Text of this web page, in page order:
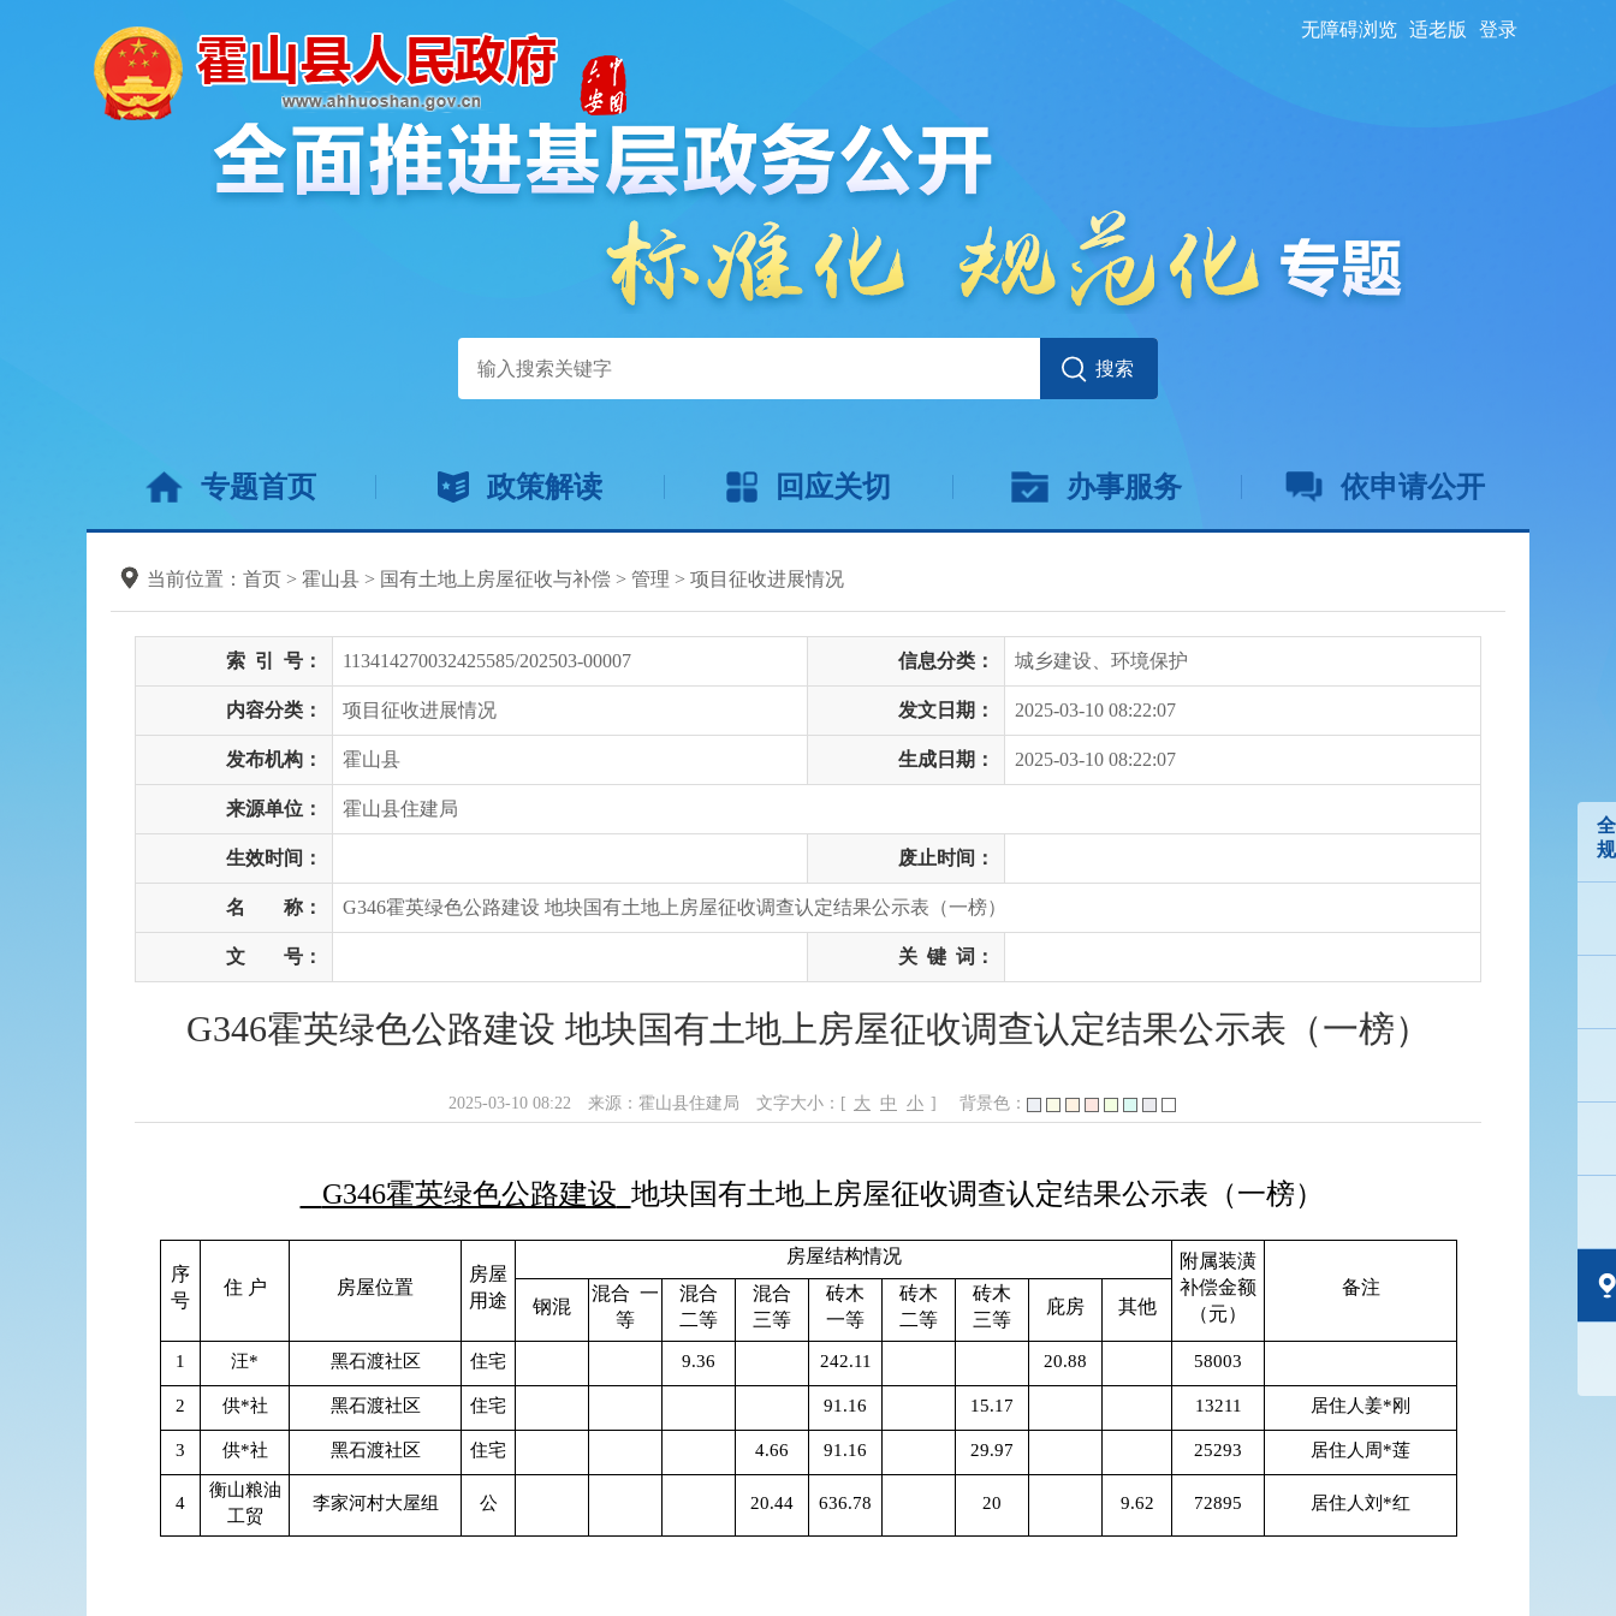
无障碍浏览 适老版 登录
专题首页 政策解读 回应关切 办事服务 依申请公开
当前位置： 首页 > 霍山县 > 国有土地上房屋征收与补偿 > 管理 > 项目征收进展情况
索 引 号： 113414270032425585/202503-00007 信息分类： 城乡建设、环境保护
内容分类： 项目征收进展情况 发文日期： 2025-03-10 08:22:07
发布机构： 霍山县 生成日期： 2025-03-10 08:22:07
来源单位： 霍山县住建局
生效时间： 废止时间：
名 称： G346霍英绿色公路建设 地块国有土地上房屋征收调查认定结果公示表（一榜）
文 号： 关 键 词：
G346霍英绿色公路建设 地块国有土地上房屋征收调查认定结果公示表（一榜）
2025-03-10 08:22 来源：霍山县住建局 文字大小：[ 大 中 小 ] 背景色：
G346霍英绿色公路建设 地块国有土地上房屋征收调查认定结果公示表（一榜）
序
号
住 户 房屋位置
房屋
用途
房屋结构情况
附属装潢
补偿金额
（元）
备注
钢混
混合 一
等
混合
二等
混合
三等
砖木
一等
砖木
二等
砖木
三等
庇房 其他
1 汪* 黑石渡社区 住宅 9.36 242.11 20.88 58003
2 供*社 黑石渡社区 住宅 91.16 15.17 13211 居住人姜*刚
3 供*社 黑石渡社区 住宅 4.66 91.16 29.97 25293 居住人周*莲
4
衡山粮油
工贸
李家河村大屋组 公 20.44 636.78 20 9.62 72895 居住人刘*红